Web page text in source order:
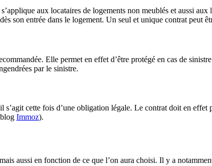
aux locataires de logements non meublés et aussi
son entrée dans le logement. Un seul et unique contrat peut
Elle permet en effet d’être protégé en cas de
par le sinistre.
cette fois d’une obligation légale. Le contrat doit en effet
Immoz).
aussi en fonction de ce que l’on aura choisi. Il y a